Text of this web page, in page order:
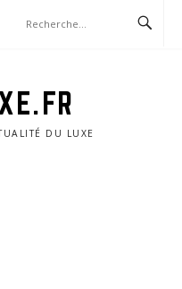
DU LUXE